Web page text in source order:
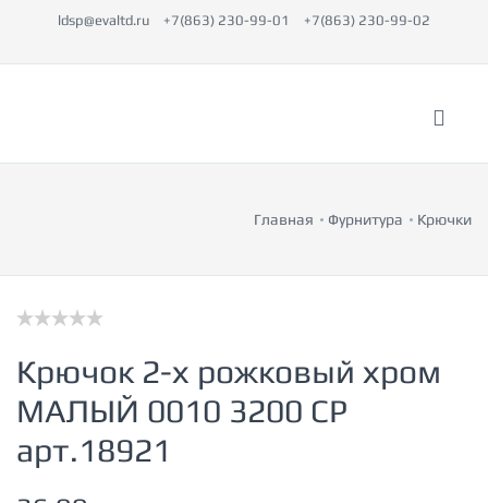
ldsp@evaltd.ru +7(863) 230-99-01 +7(863) 230-99-02
Главная Фурнитура Крючки
Крючок 2-х рожковый хром
МАЛЫЙ 0010 3200 CP
арт.18921